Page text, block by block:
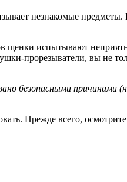
незнакомые предметы.
щенки испытывают
прорезыватели, вы не
причинами
Прежде всего,